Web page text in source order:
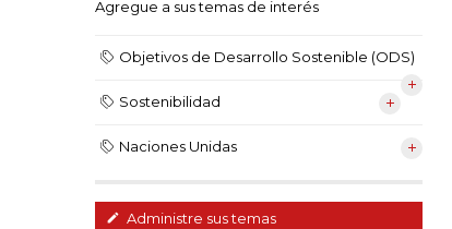
Agregue a sus temas de interés
Objetivos de Desarrollo Sostenible (ODS)
Sostenibilidad
Naciones Unidas
Administre sus temas